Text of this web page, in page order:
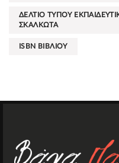
ΔΕΛΤΙΟ ΤΥΠΟΥ
ΣΚΑΛΚΩΤΑ
ISBN ΒΙΒΛΙΟΥ